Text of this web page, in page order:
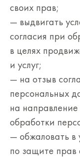
своих прав;
— выдвигать
согласия при
в целях
и услуг;
— на отзыв
персональных
на
обработки
— обжаловать в
по защите прав